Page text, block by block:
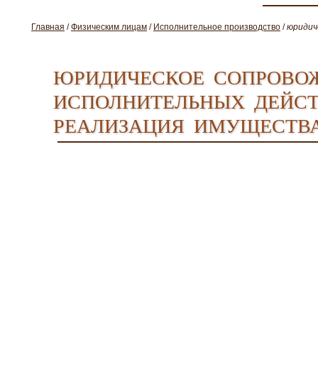
Главная /Физическим лицам / Исполнительное производство /
юридическое
исполнительных
реализация